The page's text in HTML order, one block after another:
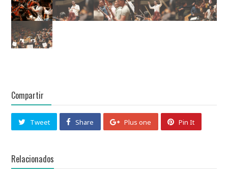
Compartir
Tweet Share Plus one Pin It
Relacionados